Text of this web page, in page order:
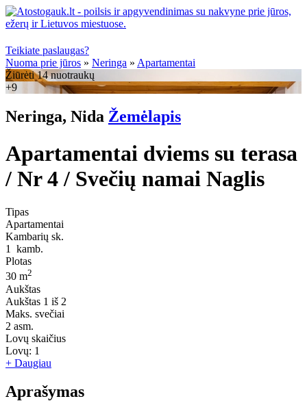
Teikiate paslaugas?
Nuoma prie jūros » Neringa » Apartamentai
Žiūrėti 14 nuotraukų
+9
Neringa, Nida Žemėlapis
Apartamentai dviems su terasa
/ Nr 4 / Svečių namai Naglis
Tipas
Apartamentai
Kambarių sk.
1
kamb.
Plotas
30 m2
Aukštas
Aukštas 1 iš 2
Maks. svečiai
2 asm.
Lovų skaičius
Lovų: 1
+ Daugiau
Aprašymas